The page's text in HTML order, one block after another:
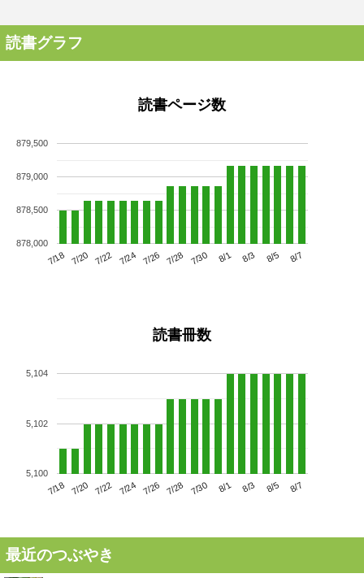
読書グラフ
読書ページ数
7/18 7/20 7/22 7/24 7/26 7/28 7/30 8/1 8/3 8/5 8/7
878,000
878,500
879,000
879,500
読書冊数
7/18 7/20 7/22 7/24 7/26 7/28 7/30 8/1 8/3 8/5 8/7
5,100
5,102
5,104
最近のつぶやき